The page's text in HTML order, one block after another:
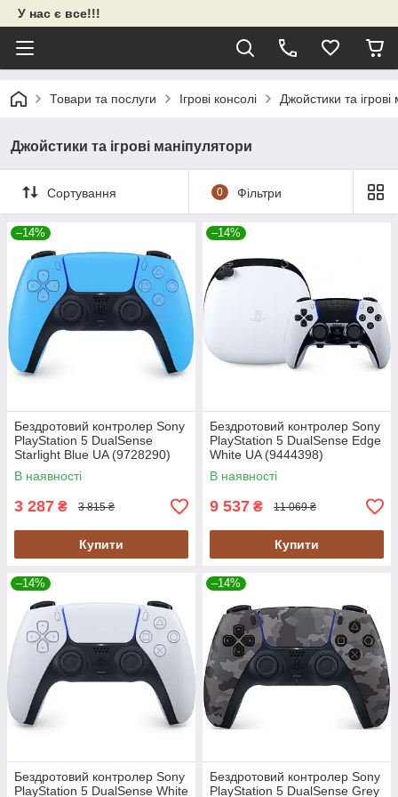
У нас є все!!!
Товари та послуги Ігрові консолі Джойстики та
Джойстики та ігрові маніпулятори
Сортування 0 Фільтри
–14%
Бездротовий контролер Sony
PlayStation 5 DualSense
Starlight Blue UA (9728290)
В наявності
3 287 ₴ 3 815 ₴
Купити
–14%
Бездротовий контролер Sony
PlayStation 5 DualSense Edge
White UA (9444398)
В наявності
9 537 ₴ 11 069 ₴
Купити
–14%
Бездротовий контролер Sony
PlayStation 5 DualSense White
–14%
Бездротовий контролер Sony
PlayStation 5 DualSense Grey